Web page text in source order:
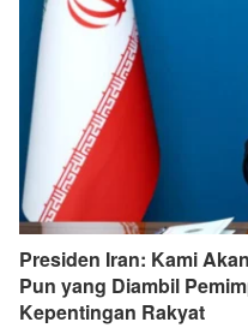
Presiden Iran: Kami
Pun yang Diambil
Kepentingan Rakyat